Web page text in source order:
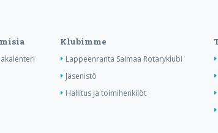
Klubimme
Lappeenranta Saimaa Rotaryklubi
Jäsenistö
Hallitus ja toimihenkilöt